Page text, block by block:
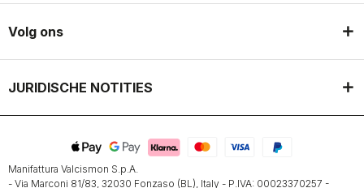
Volg ons
JURIDISCHE NOTITIES
Manifattura Valcismon S.p.A.
- Via Marconi 81/83, 32030 Fonzaso (BL), Italy - P.IVA: 00023370257 -